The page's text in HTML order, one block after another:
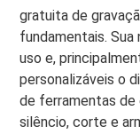
gratuita de
fundamentais.
uso e,
personalizáveis ​​o
de ferramentas de
silêncio, corte e